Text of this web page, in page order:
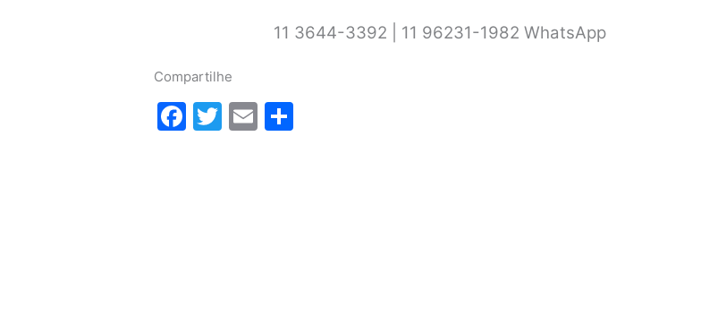
11 3644-3392 | 11 96231-1982 WhatsApp
Compartilhe
F
T
E